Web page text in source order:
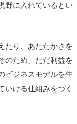
野に入れているとい
たり、あたたかさを
のため、ただ利益を
ビジネスモデルを生
いける仕組みをつく